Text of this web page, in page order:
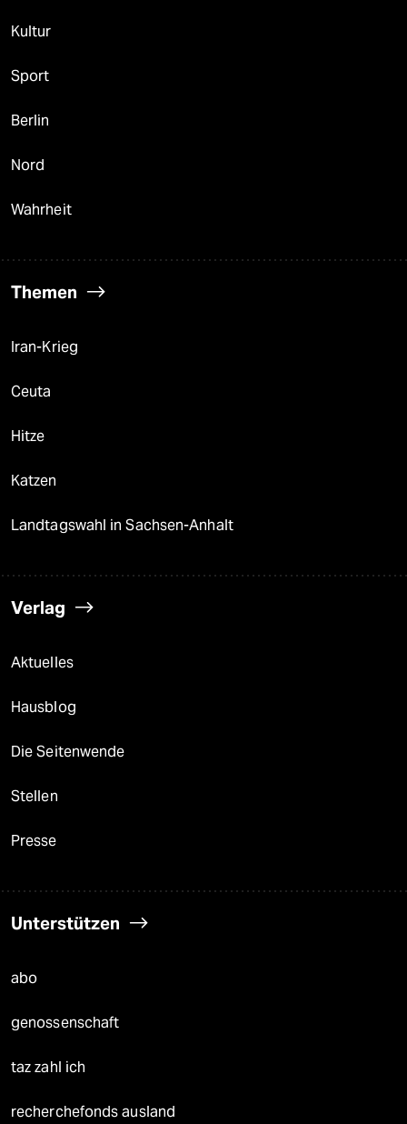
Kultur
Sport
Berlin
Nord
Wahrheit
Themen
Iran-Krieg
Ceuta
Hitze
Katzen
Landtagswahl in Sachsen-Anhalt
Verlag
Aktuelles
Hausblog
Die Seitenwende
Stellen
Presse
Unterstützen
abo
genossenschaft
taz zahl ich
recherchefonds ausland